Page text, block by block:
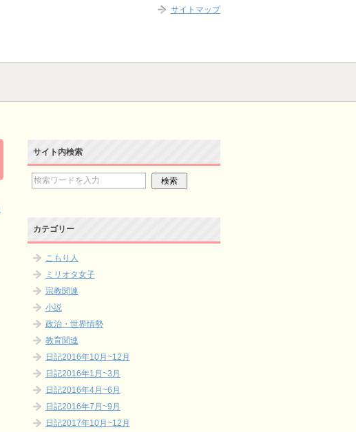
サイト内検索
カテゴリー
こもり人
ミリオタ女子
宗教関連
小説
政治・世界情勢
教育関連
日記2016年10月~12月
日記2016年1月~3月
日記2016年4月~6月
日記2016年7月~9月
日記2017年10月~12月
サイトマップ